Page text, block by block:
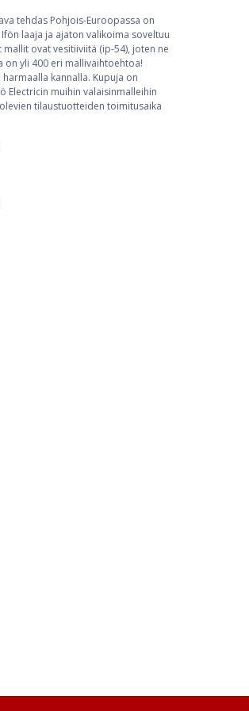
tehdas Pohjois-Euroopassa on
laaja ja ajaton valikoima soveltuu
ovat vesitiiviitä (ip-54), joten ne
on yli 400 eri mallivaihtoehtoa!
kannalla. Kupuja on
Electricin muihin valaisinmalleihin
tilaustuotteiden toimitusaika